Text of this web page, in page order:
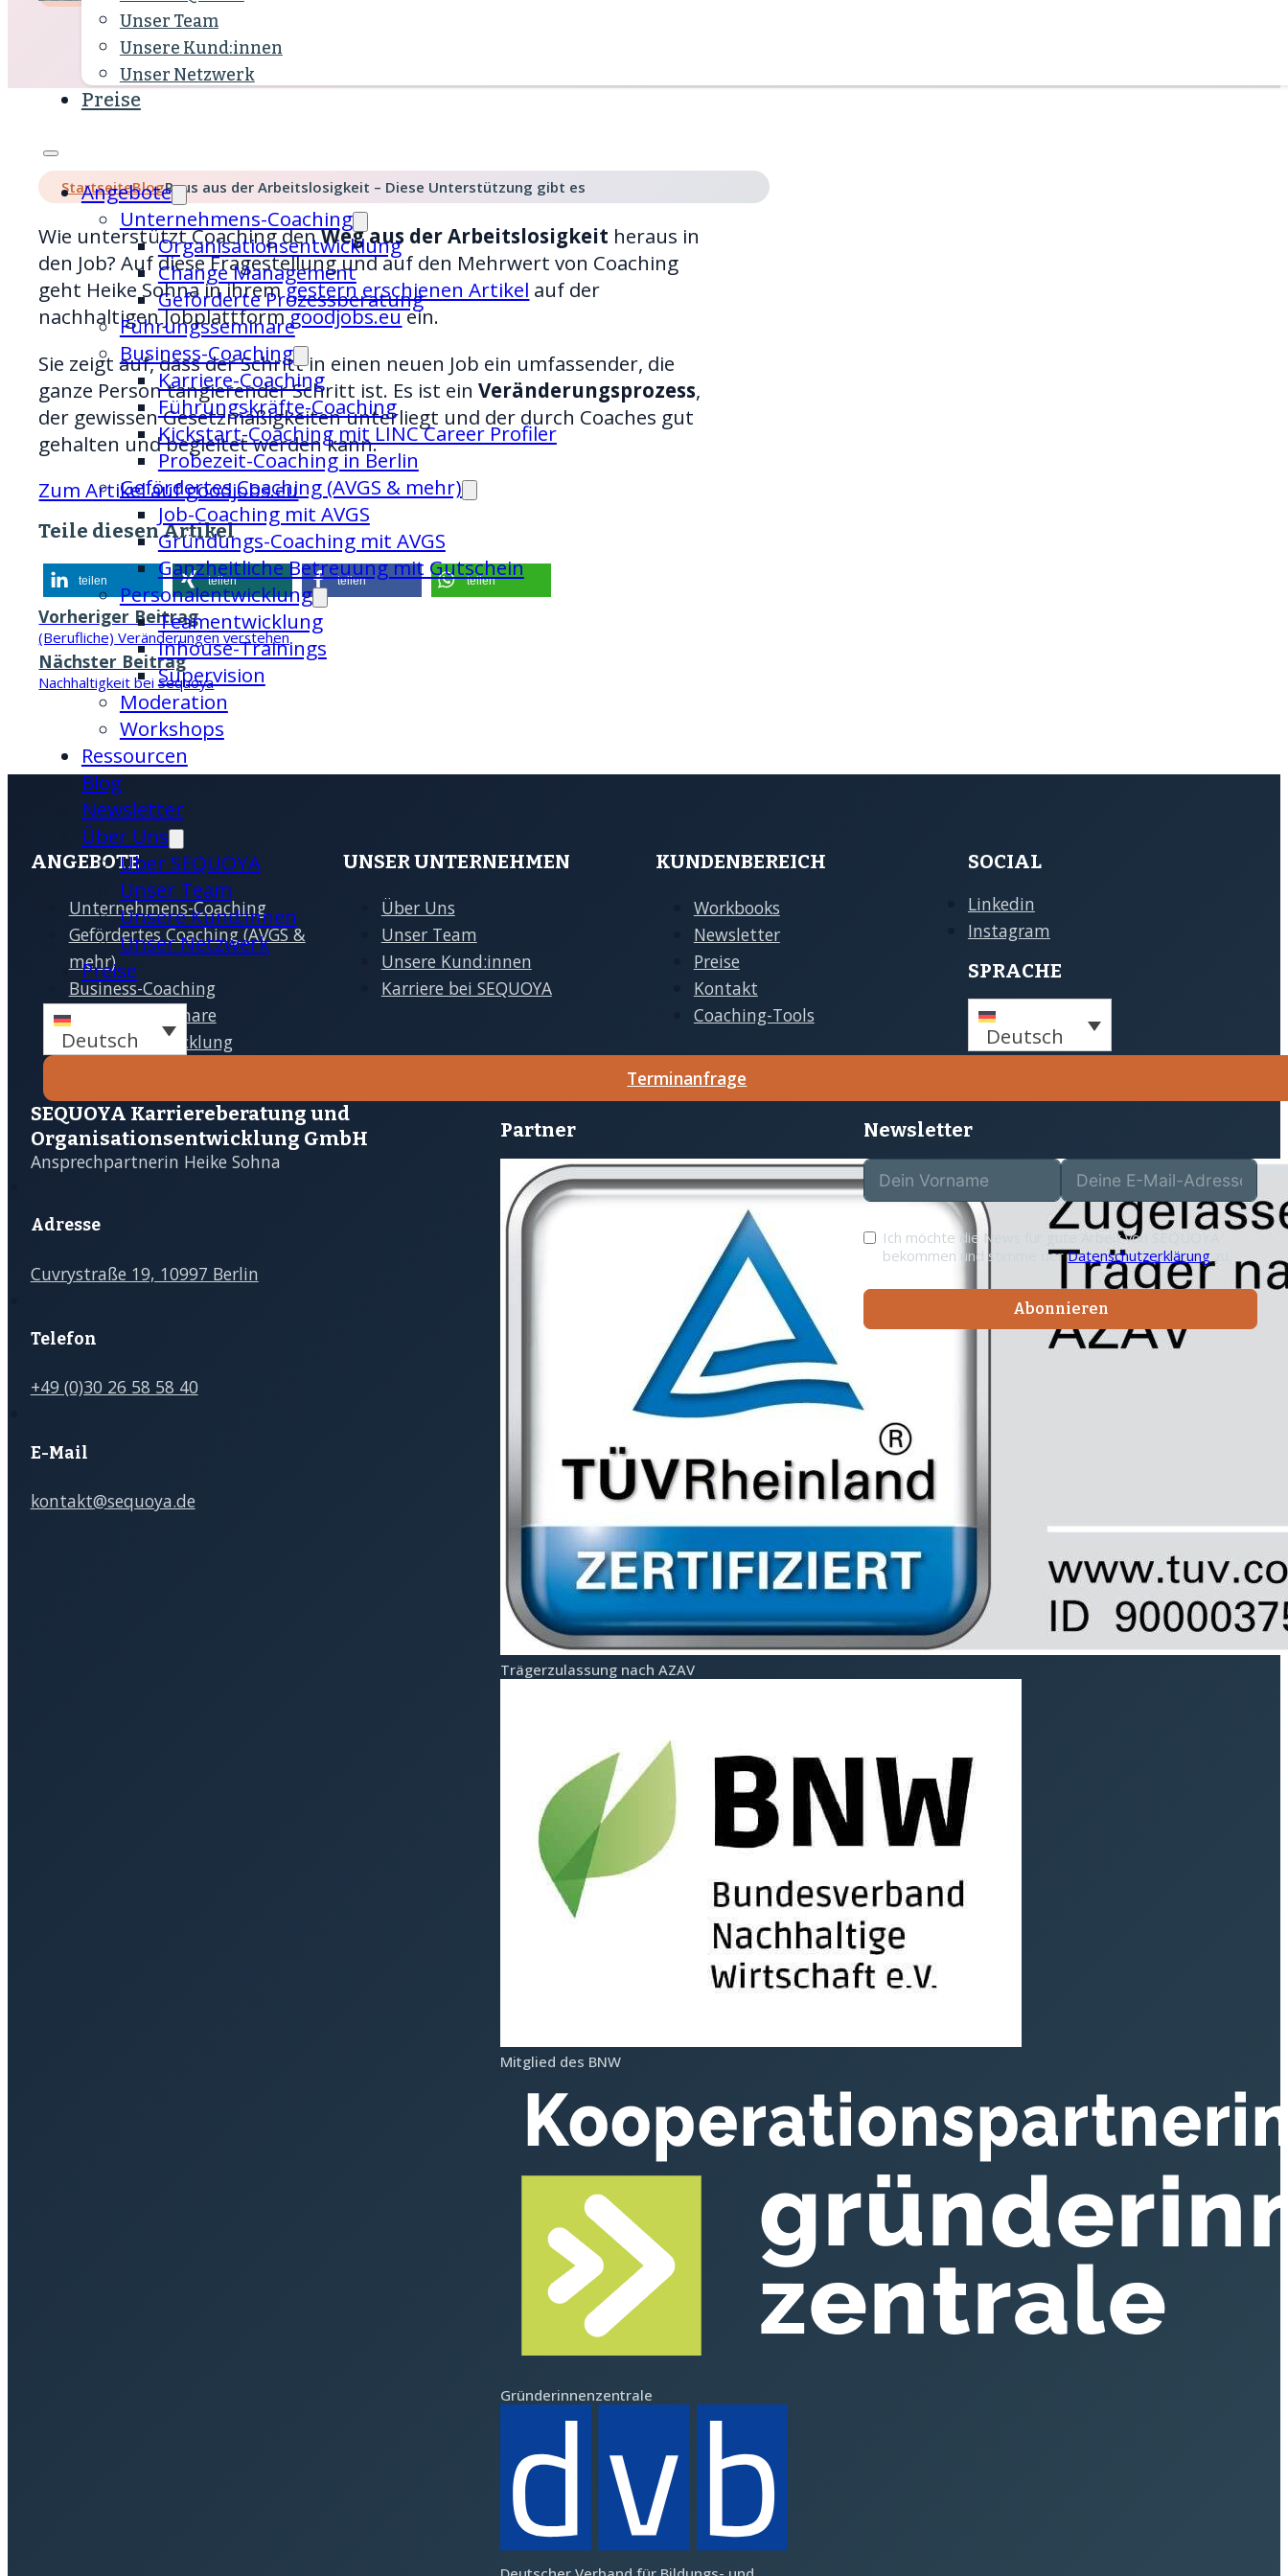
Unser Team
Unsere Kund:innen
Unser Netzwerk
Preise
Angebote
Unternehmens-Coaching
Organisations­entwicklung
Change Management
Geförderte Prozessberatung
Führungsseminare
Business-Coaching
Karriere-Coaching
Führungskräfte-Coaching
Kickstart-Coaching mit LINC Career Profiler
Probezeit-Coaching in Berlin
Gefördertes Coaching (AVGS & mehr)
Job-Coaching mit AVGS
Gründungs-Coaching mit AVGS
Ganzheitliche Betreuung mit Gutschein
Personalentwicklung
Team­entwicklung
Inhouse-Trainings
Supervision
Moderation
Workshops
Ressourcen
Blog
Newsletter
Über Uns
Über SEQUOYA
Unser Team
Unsere Kund:innen
Unser Netzwerk
Preise
Deutsch
Terminanfrage
Terminanfrage
StartseiteBlogRaus aus der Arbeitslosigkeit – Diese Unterstützung gibt es
Wie unterstützt Coaching denWeg aus der Arbeitslosigkeit heraus in
den Job? Auf diese Fragestellung und auf den Mehrwert von Coaching
geht Heike Sohna in ihremgestern erschienen Artikel auf der
nachhaltigen Jobplattformgoodjobs.euein.
Sie zeigt auf, dass der Schritt in einen neuen Job ein umfassender, die
ganze Person tangierender Schritt ist. Es ist einVeränderungsprozess,
der gewissen Gesetzmäßigkeiten unterliegt und der durch Coaches gut
gehalten und begleitet werden kann.
Zum Artikel auf goodjobs.eu
Teile diesen Artikel
teilen teilen teilen teilen
Vorheriger Beitrag
(Berufliche) Veränderungen verstehen
Nächster Beitrag
Nachhaltigkeit bei Sequoya
ANGEBOTE
Unternehmens-Coaching
Gefördertes Coaching (AVGS &
mehr)
Business-Coaching
Führungsseminare
Personalentwicklung
UNSER UNTERNEHMEN
Über Uns
Unser Team
Unsere Kund:innen
Karriere bei SEQUOYA
KUNDENBEREICH
Workbooks
Newsletter
Preise
Kontakt
Coaching-Tools
SOCIAL
Linkedin
Instagram
SPRACHE
Deutsch
SEQUOYA Karriere­­beratung und
Organisations­­entwicklung GmbH
Ansprechpartnerin Heike Sohna
Adresse
Cuvrystraße 19, 10997 Berlin
Telefon
+49 (0)30 26 58 58 40
E-Mail
kontakt@sequoya.de
Partner
Träger­zulassung nach AZAV
Mitglied des BNW
Gründerinnenzentrale
Newsletter
Ich möchte die News für gute Arbeit von SEQUOYA
bekommen und stimme derDatenschutzerklärungzu.
Abonnieren